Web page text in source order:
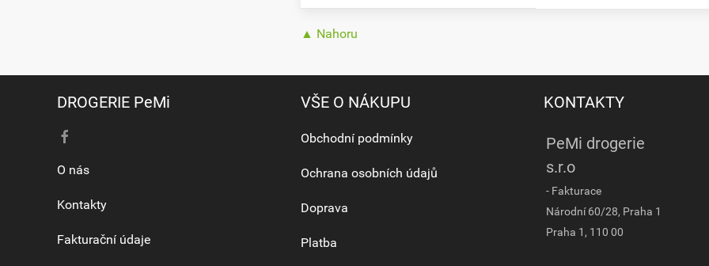
▲ Nahoru
DROGERIE PeMi
O nás
Kontakty
Fakturační údaje
VŠE O NÁKUPU
Obchodní podmínky
Ochrana osobních údajů
Doprava
Platba
KONTAKTY
PeMi drogerie
s.r.o
- Fakturace
Národní 60/28, Praha 1
Praha 1, 110 00